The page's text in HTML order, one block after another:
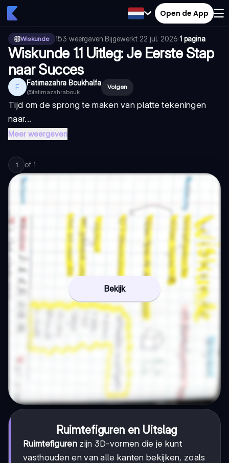
Open de App
Wiskunde 153 weergaven·Bijgewerkt 22 jul. 2026·1 pagina
Wiskunde 1.1 Uitleg: Je Eerste Stap
naar Succes
F Fatimazahra Boukhalfa
@fatimazahrabouk
Volgen
Tijd om de sprong te maken van platte tekeningen
naar...
Meer weergeven
1 of 1
Bekijk
Ruimtefiguren en Uitslag
Ruimtefigurenzijn 3D-vormen die je kunt
vasthouden en van alle kanten bekijken, zoals